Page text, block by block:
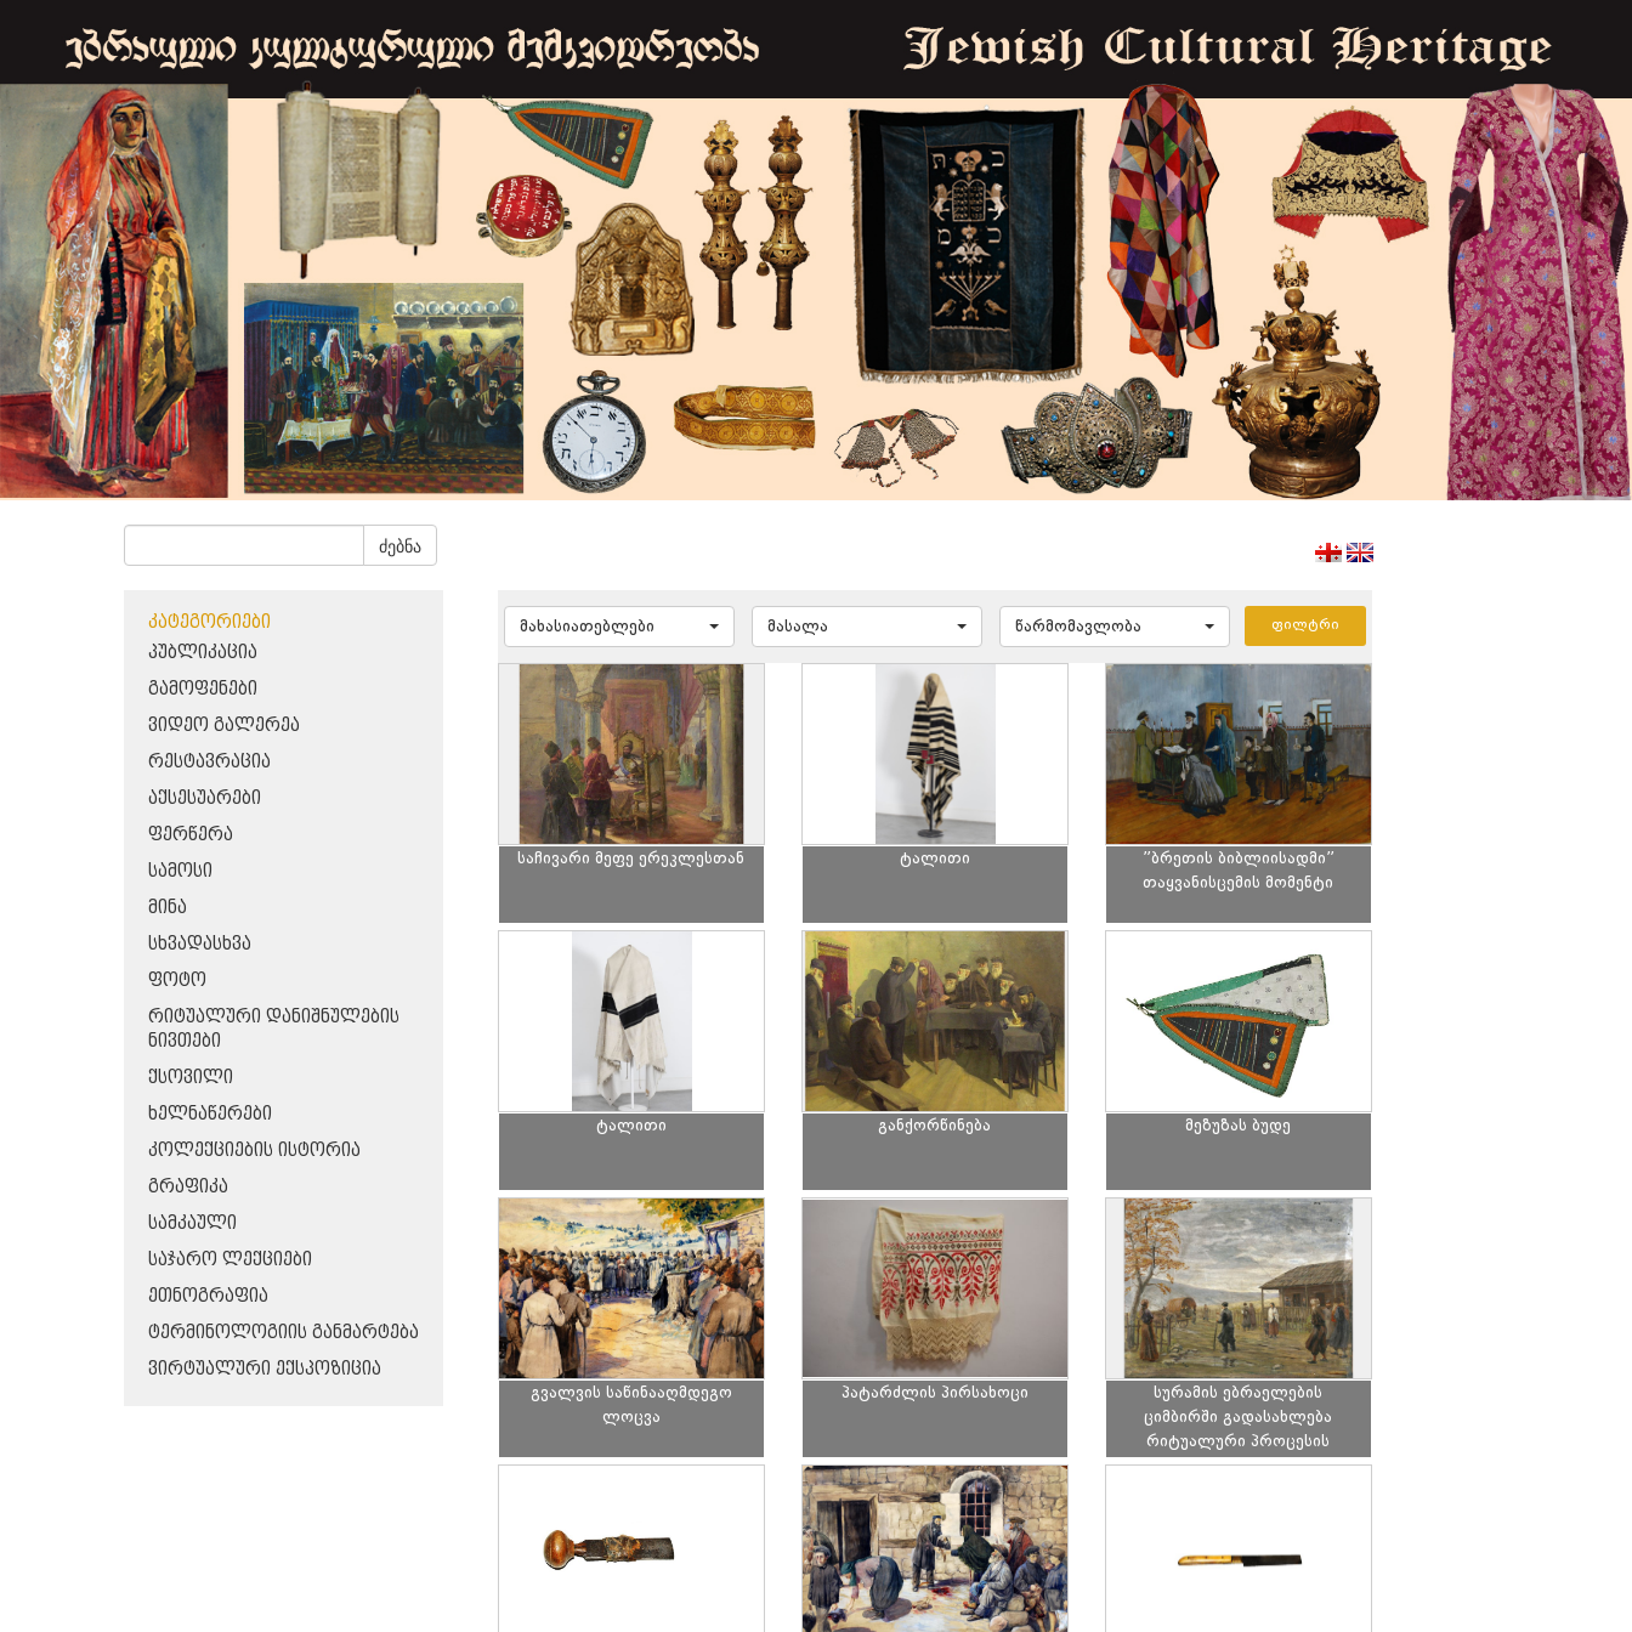
ძებნა
ᲙᲐᲢᲔᲒᲝᲠᲘᲔᲑᲘ
ᲞᲣᲑᲚᲘᲙᲐᲪᲘᲐ
ᲒᲐᲛᲝᲤᲔᲜᲔᲑᲘ
ᲕᲘᲓᲔᲝ ᲒᲐᲚᲔᲠᲔᲐ
ᲠᲔᲡᲢᲐᲕᲠᲐᲪᲘᲐ
ᲐᲥᲡᲔᲡᲣᲐᲠᲔᲑᲘ
ᲤᲔᲠᲬᲔᲠᲐ
ᲡᲐᲛᲝᲡᲘ
ᲛᲘᲜᲐ
ᲡᲮᲕᲐᲓᲐᲡᲮᲕᲐ
ᲤᲝᲢᲝ
ᲠᲘᲢᲣᲐᲚᲣᲠᲘ ᲓᲐᲜᲘᲨᲜᲣᲚᲔᲑᲘᲡ
ᲜᲘᲕᲗᲔᲑᲘ
ᲥᲡᲝᲕᲘᲚᲘ
ᲮᲔᲚᲜᲐᲬᲔᲠᲔᲑᲘ
ᲙᲝᲚᲔᲥᲪᲘᲔᲑᲘᲡ ᲘᲡᲢᲝᲠᲘᲐ
ᲒᲠᲐᲤᲘᲙᲐ
ᲡᲐᲛᲙᲐᲣᲚᲘ
ᲡᲐᲯᲐᲠᲝ ᲚᲔᲥᲪᲘᲔᲑᲘ
ᲔᲗᲜᲝᲒᲠᲐᲤᲘᲐ
ᲢᲔᲠᲛᲘᲜᲝᲚᲝᲒᲘᲘᲡ ᲒᲐᲜᲛᲐᲠᲢᲔᲑᲐ
ᲕᲘᲠᲢᲣᲐᲚᲣᲠᲘ ᲔᲥᲡᲞᲝᲖᲘᲪᲘᲐ
მახასიათებლები მასალა წარმომავლობა
საჩივარი მეფე ერეკლესთან ტალითი
”ბრეთის ბიბლიისადმი”
თაყვანისცემის მომენტი
ტალითი განქორწინება მეზუზას ბუდე
გვალვის საწინააღმდეგო
ლოცვა
პატარძლის პირსახოცი
სურამის ებრაელების
ციმბირში გადასახლება
რიტუალური პროცესის
ჩატარების გამო